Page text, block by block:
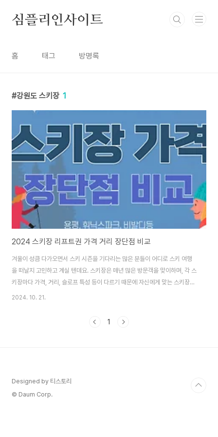
심플리인사이트
홈 태그 방명록
강원도 스키장 1
2024 스키장 리프트권 가격 거리 장단점 비교
겨울이 성큼 다가오면서 스키 시즌을 기다리는 많은 분들이 어디로 스키 여행
을 떠날지 고민하고 계실 텐데요. 스키장은 매년 많은 방문객을 맞이하며, 각 스
키장마다 가격, 거리, 슬로프 특성 등이 다르기 때문에 자신에게 맞는 스키장
을 선택하는 것이 중요합니다. 특히 수도권에서 접근성 좋은 곳부터, 다양한 난
이번 포스팅에서는 2024 시즌을 맞아 전국 5대 주요 스키장의 슬로프 개
2024. 10. 21.
1
Designed by 티스토리
© Daum Corp.